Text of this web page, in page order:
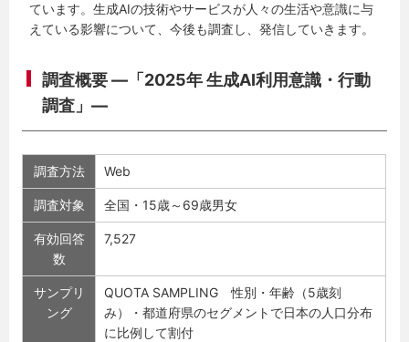
ています。生成AIの技術やサービスが人々の生活や意識に与
えている影響について、今後も調査し、発信していきます。
調査概要 ―「2025年 生成AI利用意識・行動
調査」―
調査方法 Web
調査対象 全国・15歳～69歳男女
有効回答
数
7,527
サンプリ
ング
QUOTA SAMPLING 性別・年齢（5歳刻
み）・都道府県のセグメントで日本の人口分布
に比例して割付